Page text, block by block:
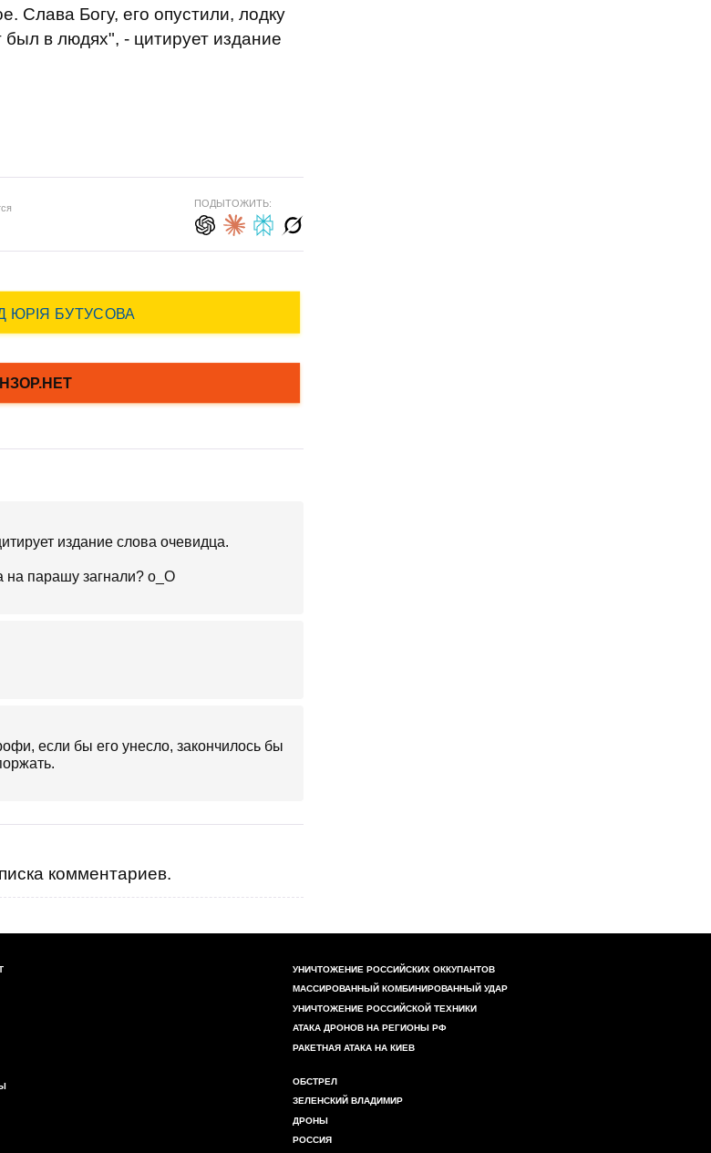
Слава Богу, его опустили, лодку
в людях", - цитирует издание
ПОДЫТОЖИТЬ:
издание слова очевидца.
на парашу загнали? о_О
если бы его унесло, закончилось бы
комментариев.
УНИЧТОЖЕНИЕ РОССИЙСКИХ ОККУПАНТОВ
МАССИРОВАННЫЙ КОМБИНИРОВАННЫЙ УДАР
УНИЧТОЖЕНИЕ РОССИЙСКОЙ ТЕХНИКИ
АТАКА ДРОНОВ НА РЕГИОНЫ РФ
РАКЕТНАЯ АТАКА НА КИЕВ
ОБСТРЕЛ
ЗЕЛЕНСКИЙ ВЛАДИМИР
ДРОНЫ
РОССИЯ